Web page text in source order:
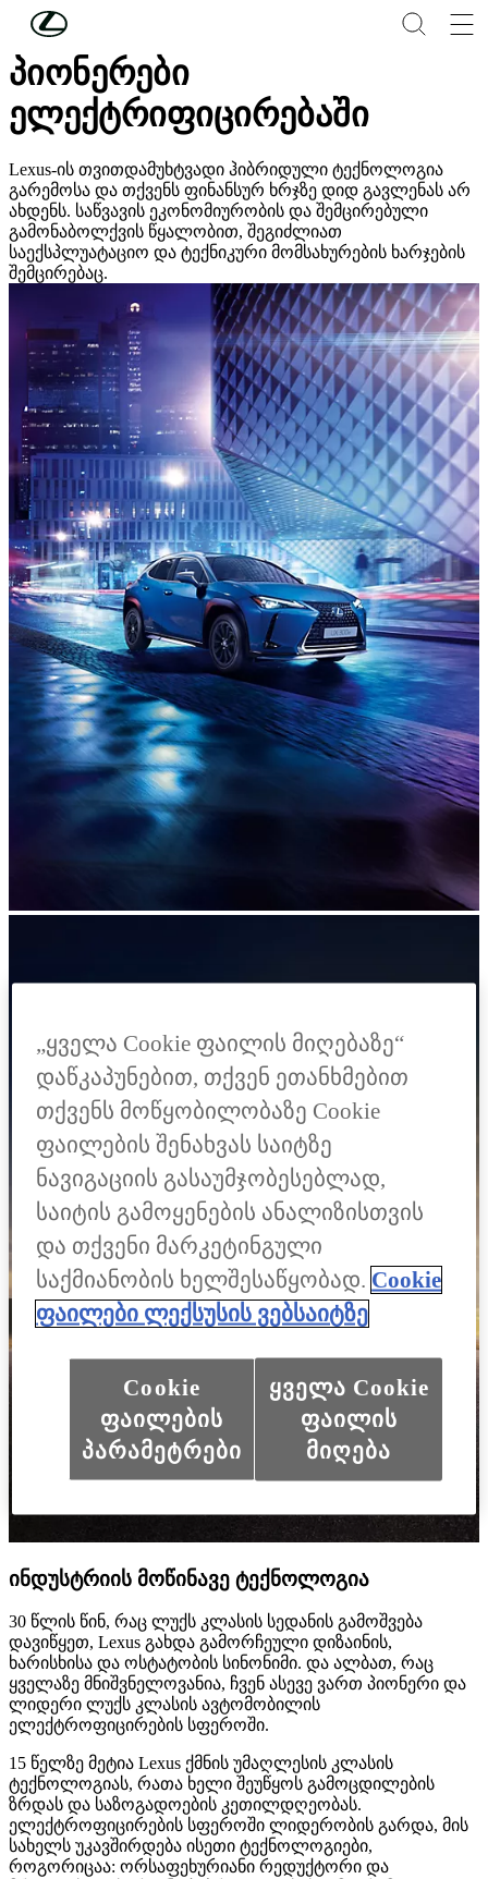
მთავარ კონტენტზე გადასვლა (დააჭირეთ შესვლას)
პიონერები
ელექტრიფიცირებაში
Lexus-ის თვითდამუხტვადი ჰიბრიდული ტექნოლოგია
გარემოსა და თქვენს ფინანსურ ხრჯზე დიდ გავლენას არ
ახდენს. საწვავის ეკონომიურობის და შემცირებული
გამონაბოლქვის წყალობით, შეგიძლიათ
საექსპლუატაციო და ტექნიკური მომსახურების ხარჯების
შემცირებაც.
ინდუსტრიის მოწინავე ტექნოლოგია
30 წლის წინ, რაც ლუქს კლასის სედანის გამოშვება
დავიწყეთ, Lexus გახდა გამორჩეული დიზაინის,
ხარისხისა და ოსტატობის სინონიმი. და ალბათ, რაც
ყველაზე მნიშვნელოვანია, ჩვენ ასევე ვართ პიონერი და
ლიდერი ლუქს კლასის ავტომობილის
ელექტროფიცირების სფეროში.
15 წელზე მეტია Lexus ქმნის უმაღლესის კლასის
ტექნოლოგიას, რათა ხელი შეუწყოს გამოცდილების
ზრდას და საზოგადოების კეთილდღეობას.
ელექტროფიცირების სფეროში ლიდერობის გარდა, მის
სახელს უკავშირდება ისეთი ტექნოლოგიები,
როგორიცაა: ორსაფეხურიანი რედუქტორი და
„ყველა Cookie ფაილის მიღებაზე“
დაწკაპუნებით, თქვენ ეთანხმებით
თქვენს მოწყობილობაზე Cookie
ფაილების შენახვას საიტზე
ნავიგაციის გასაუმჯობესებლად,
საიტის გამოყენების ანალიზისთვის
და თქვენი მარკეტინგული
საქმიანობის ხელშესაწყობად. Cookie
ფაილები ლექსუსის ვებსაიტზე
Cookie
ფაილების
პარამეტრები
ყველა Cookie
ფაილის
მიღება